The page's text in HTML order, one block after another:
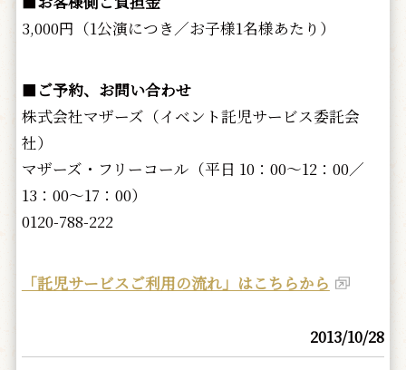
3,000円（1公演につき／お子様1名様あたり）
■ ご予約、お問い合わせ
株式会社マザーズ（イベント託児サービス委託会
社）
マザーズ・フリーコール（平日 10：00～12：00／
13：00～17：00）
0120-788-222
「託児サービスご利用の流れ」はこちらから
2013/10/28